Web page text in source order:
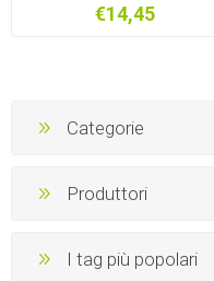
€14,45
Categorie
Produttori
I tag più popolari